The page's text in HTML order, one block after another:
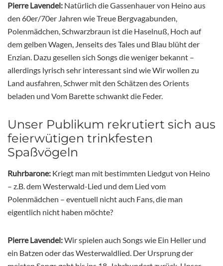
Pierre Lavendel: Natürlich die Gassenhauer von Heino aus
den 60er/70er Jahren wie Treue Bergvagabunden,
Polenmädchen, Schwarzbraun ist die Haselnuß, Hoch auf
dem gelben Wagen, Jenseits des Tales und Blau blüht der
Enzian. Dazu gesellen sich Songs die weniger bekannt –
allerdings lyrisch sehr interessant sind wie Wir wollen zu
Land ausfahren, Schwer mit den Schätzen des Orients
beladen und Vom Barette schwankt die Feder.
Unser Publikum rekrutiert sich aus
feierwütigen trinkfesten
Spaßvögeln
Ruhrbarone: Kriegt man mit bestimmten Liedgut von Heino
– z.B. dem Westerwald-Lied und dem Lied vom
Polenmädchen – eventuell nicht auch Fans, die man
eigentlich nicht haben möchte?
Pierre Lavendel:Wir spielen auch Songs wie Ein Heller und
ein Batzen oder das Westerwaldlied. Der Ursprung der